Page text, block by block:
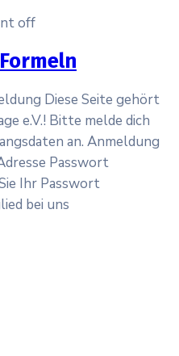
off
Diese Seite gehört
e.V.! Bitte melde dich
an. Anmeldung
Passwort
Ihr Passwort
bei uns